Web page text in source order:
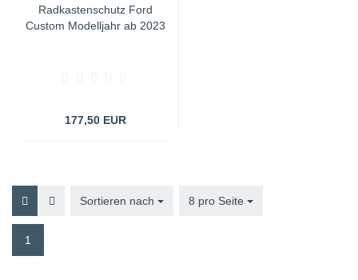
Radkastenschutz Ford
Custom Modelljahr ab 2023
177,50 EUR
Sortieren nach
Sortieren nach 8 pro Seite
pro Seite
1